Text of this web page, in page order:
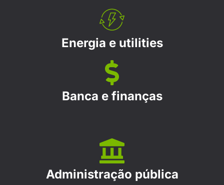
Energia e utilities
Banca e finanças
Administração pública